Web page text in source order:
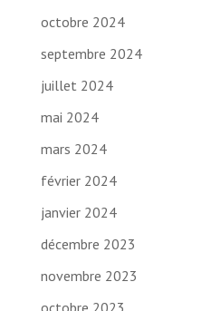
octobre 2024
septembre 2024
juillet 2024
mai 2024
mars 2024
février 2024
janvier 2024
décembre 2023
novembre 2023
octobre 2023